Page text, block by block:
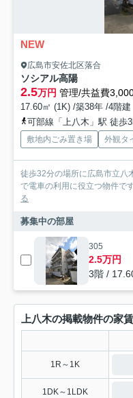
NEW
広島市安佐北区落合
ソシアル高陽
2.5万円 管理/共益費
17.60㎡ (1K) /築38年 /4階建
可部線「上八木」駅 徒歩
敷地内ごみ置き場 外観タ
徒歩32分の場所に広島市立八
で電車の利用に役立つ物件で
る
募集中の部屋
305
2.5万円
3階 /
上八木の掲載物件の家
1R～1K
1DK～1LDK